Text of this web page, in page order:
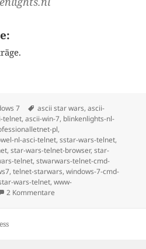
7 Tags
ascii star wars,ascii-
telnet,ascii-win-7, blinkenlights-nl-
pl,
nl-asci-telnet,sstar-wars-telnet,
,star-wars-telnet-browser,star-
telnet,stwarwars-telnet-cmd-
,telnet-starwars,windows-7-cmd-
wars-telnet,www-
2 Kommentare